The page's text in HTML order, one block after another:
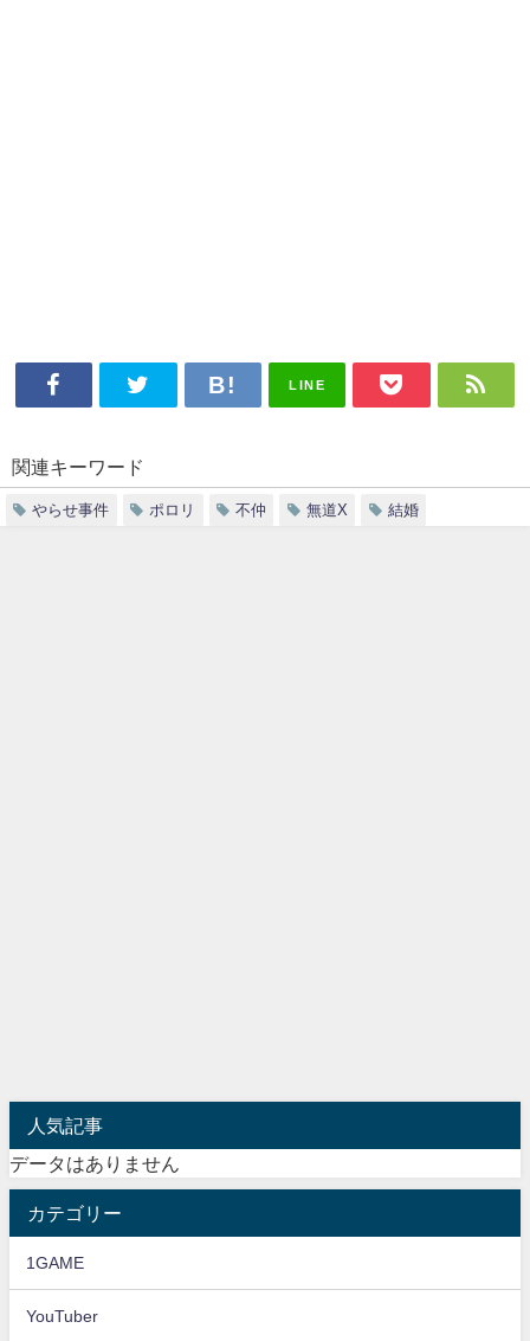
LINE
関連キーワード
やらせ事件 ポロリ 不仲 無道X 結婚
人気記事
データはありません
カテゴリー
1GAME
YouTuber